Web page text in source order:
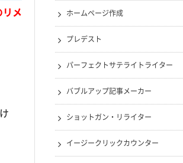
リメ
ホームページ作成
プレデスト
パーフェクトサテライトライター
バブルアップ記事メーカー
ショットガン・リライター
イージークリックカウンター